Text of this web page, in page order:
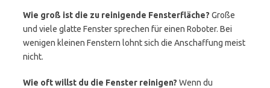
Wie groß ist die zu reinigende Fensterfläche? Große
und viele glatte Fenster sprechen für einen Roboter. Bei
wenigen kleinen Fenstern lohnt sich die Anschaffung meist
nicht.
Wie oft willst du die Fenster reinigen? Wenn du